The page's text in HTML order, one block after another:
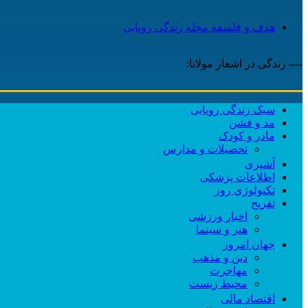
هدف و فلسفه مجله زندگی رویایی
---- زندگی در اشعار مولانا:
سبک زندگی رویایی
مد و فشن
مادر و کودک
تحصیلات و مدارس
آشپزی
اطلاعات پزشکی
تکنولوژی روز
تفریح
اخبار ورزشی
هنر و سینما
جهان امروز
دین و مذهب
مهاجرت
محیط زیست
اقتصاد مالی